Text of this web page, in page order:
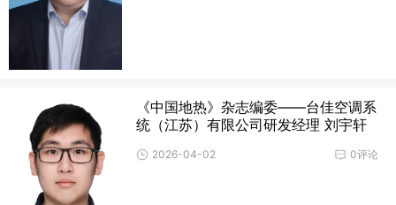
《中国地热》杂志编委——台佳空调系
统（江苏）有限公司研发经理 刘宇轩
0评论
2026-04-02